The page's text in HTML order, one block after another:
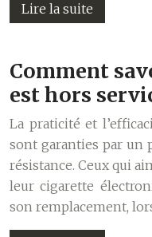
Lire la suite
Comment
est hors
La praticité et
sont garanties par un
résistance. Ceux qui
leur cigarette
son remplacement,